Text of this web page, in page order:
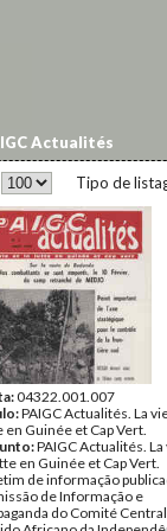
Actualités
Tipo de
04322.001.007
PAIGC Actualités. La
en Guinée et Cap Vert.
PAIGC Actualités.
en Guinée et Cap Vert.
de informação
de Informação e
do Comité